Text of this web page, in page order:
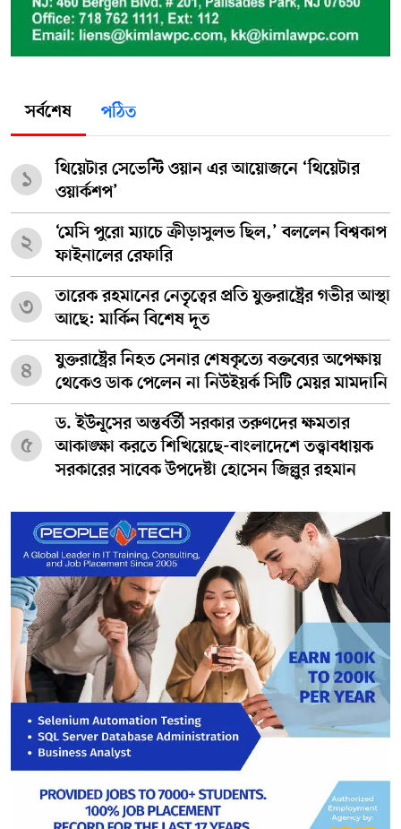
সর্বশেষ পঠিত
১
থিয়েটার সেভেন্টি ওয়ান এর আয়োজনে ‘থিয়েটার
ওয়ার্কশপ’
২
‘মেসি পুরো ম্যাচে ক্রীড়াসুলভ ছিল,’ বললেন বিশ্বকাপ
ফাইনালের রেফারি
৩
তারেক রহমানের নেতৃত্বের প্রতি যুক্তরাষ্ট্রের গভীর আস্থা
আছে: মার্কিন বিশেষ দূত
৪
যুক্তরাষ্ট্রের নিহত সেনার শেষকৃত্যে বক্তব্যের অপেক্ষায়
থেকেও ডাক পেলেন না নিউইয়র্ক সিটি মেয়র মামদানি
৫
ড. ইউনূসের অন্তর্বর্তী সরকার তরুণদের ক্ষমতার
আকাঙ্ক্ষা করতে শিখিয়েছে-বাংলাদেশে তত্ত্বাবধায়ক
সরকারের সাবেক উপদেষ্টা হোসেন জিল্লুর রহমান